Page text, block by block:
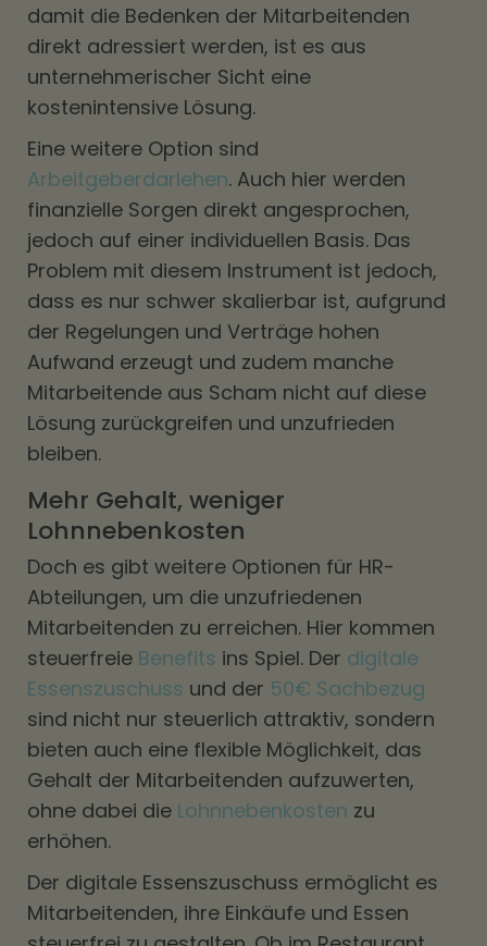
damit die Bedenken der Mitarbeitenden
direkt adressiert werden, ist es aus
unternehmerischer Sicht eine
kostenintensive Lösung.
Eine weitere Option sind
Arbeitgeberdarlehen. Auch hier werden
finanzielle Sorgen direkt angesprochen,
jedoch auf einer individuellen Basis. Das
Problem mit diesem Instrument ist jedoch,
dass es nur schwer skalierbar ist, aufgrund
der Regelungen und Verträge hohen
Aufwand erzeugt und zudem manche
Mitarbeitende aus Scham nicht auf diese
Lösung zurückgreifen und unzufrieden
bleiben.
Mehr Gehalt, weniger
Lohnnebenkosten
Doch es gibt weitere Optionen für HR-
Abteilungen, um die unzufriedenen
Mitarbeitenden zu erreichen. Hier kommen
steuerfreie Benefits ins Spiel. Der digitale
Essenszuschuss und der 50€ Sachbezug
sind nicht nur steuerlich attraktiv, sondern
bieten auch eine flexible Möglichkeit, das
Gehalt der Mitarbeitenden aufzuwerten,
ohne dabei die Lohnnebenkosten zu
erhöhen.
Der digitale Essenszuschuss ermöglicht es
Mitarbeitenden, ihre Einkäufe und Essen